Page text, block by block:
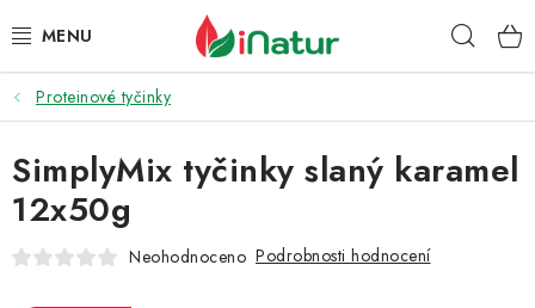
na
POTRAVINY
OŘECHY A SUŠENÉ PLODY
SNACKY
Proteinové tyčinky
SimplyMix tyčinky slaný karamel
12x50g
Neohodnoceno Podrobnosti hodnocení